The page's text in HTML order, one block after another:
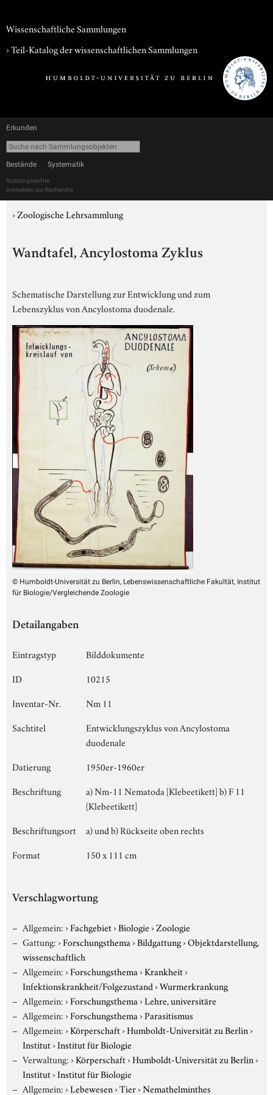
Wissenschaftliche Sammlungen
› Teil-Katalog der wissenschaftlichen Sammlungen
Erkunden
Bestände Systematik
Nutzungsrechte
Anmelden zur Recherche
›Zoologische Lehrsammlung
Wandtafel, Ancylostoma Zyklus
Schematische Darstellung zur Entwicklung und zum
Lebenszyklus von Ancylostoma duodenale.
© Humboldt-Universität zu Berlin, Lebenswissenschaftliche Fakultät, Institut
für Biologie/Vergleichende Zoologie
Detailangaben
Eintragstyp
Bilddokumente
ID
10215
Inventar-Nr.
Nm 11
Sachtitel
Entwicklungszyklus von Ancylostoma
duodenale
Datierung
1950er-1960er
Beschriftung
a) Nm-11 Nematoda [Klebeetikett] b) F 11
[Klebeetikett]
Beschriftungsort
a) und b) Rückseite oben rechts
Format
150 x 111 cm
Verschlagwortung
Allgemein:›Fachgebiet›Biologie›Zoologie
Gattung:›Forschungsthema›Bildgattung›Objektdarstellung,
wissenschaftlich
Allgemein:›Forschungsthema›Krankheit›
Infektionskrankheit/Folgezustand›Wurmerkrankung
Allgemein:›Forschungsthema›Lehre, universitäre
Allgemein:›Forschungsthema›Parasitismus
Allgemein:›Körperschaft›Humboldt-Universität zu Berlin›
Institut›Institut für Biologie
Verwaltung:›Körperschaft›Humboldt-Universität zu Berlin›
Institut›Institut für Biologie
Allgemein:›Lebewesen›Tier›Nemathelminthes